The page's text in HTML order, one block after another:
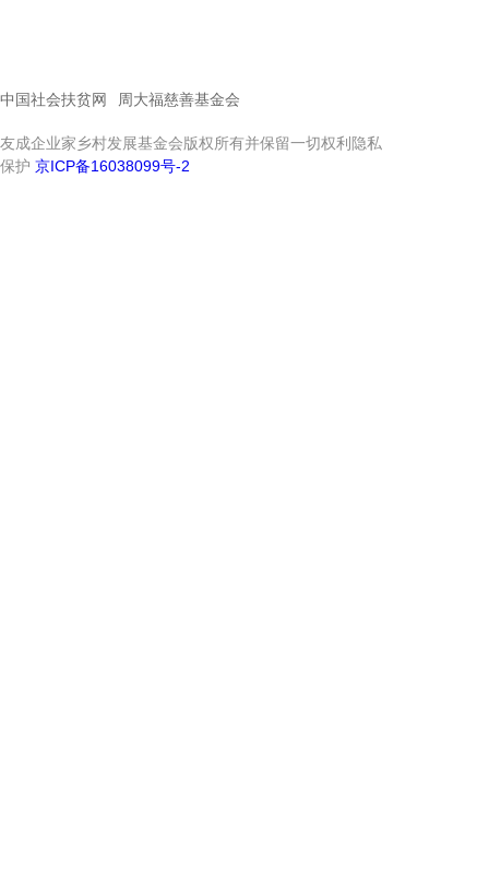
中国社会扶贫网 周大福慈善基金会
友成企业家乡村发展基金会版权所有并保留一切权利隐私
保护 京ICP备16038099号-2